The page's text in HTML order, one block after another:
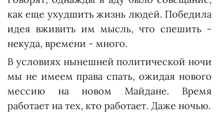
как еще ухудшить жизнь людей. Победила
идея вживить им мысль, что спешить -
некуда, времени - много.
В условиях нынешней политической ночи
мы не имеем права спать, ожидая нового
мессию на новом Майдане. Время
работает на тех, кто работает. Даже ночью.